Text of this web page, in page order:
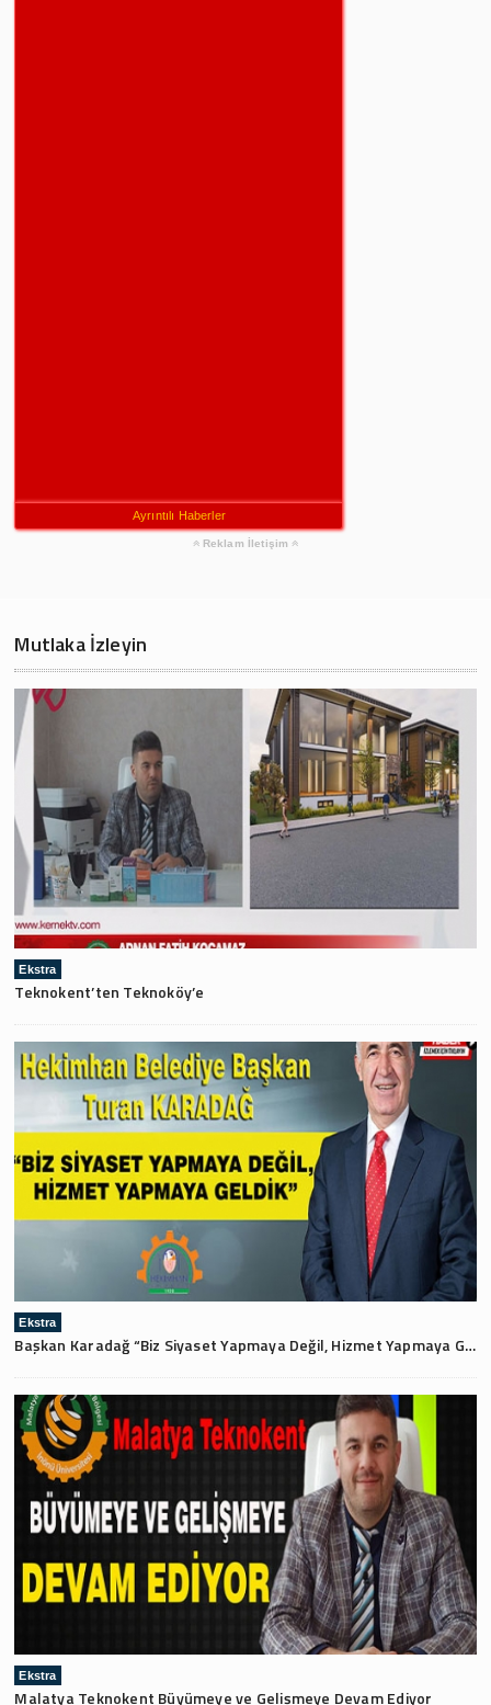
Ayrıntılı Haberler
Reklam İletişim
Mutlaka İzleyin
Ekstra
Teknokent’ten Teknoköy’e
Ekstra
Başkan Karadağ “Biz Siyaset Yapmaya Değil, Hizmet Yapmaya Geldik”
Ekstra
Malatya Teknokent Büyümeye ve Gelişmeye Devam Ediyor